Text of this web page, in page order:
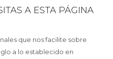
A ESTA PÁGINA
que nos facilite sobre
a lo establecido en